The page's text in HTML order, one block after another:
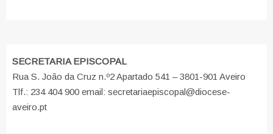
SECRETARIA EPISCOPAL
Rua S. João da Cruz n.º2 Apartado 541 – 3801-901 Aveiro
Tlf.: 234 404 900 email: secretariaepiscopal@diocese-
aveiro.pt